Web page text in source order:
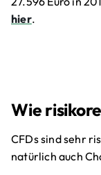
hier.
Wie
CFDs sind sehr
natürlich auch